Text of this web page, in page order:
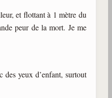
et flottant à 1 mètre du
peur de la mort. Je me
yeux d’enfant, surtout